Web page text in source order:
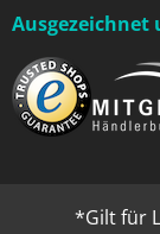
Ausgezeichnet
*Gilt für